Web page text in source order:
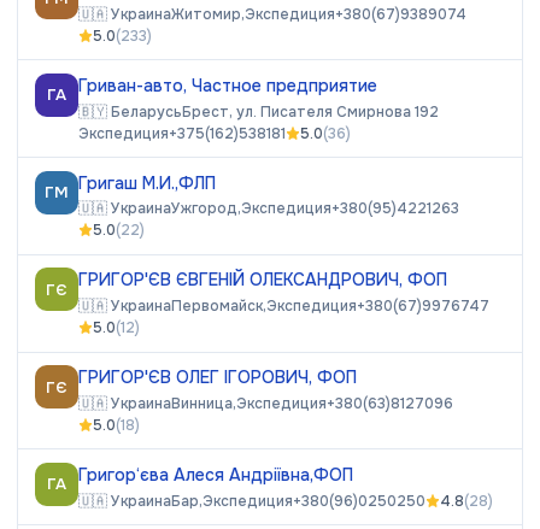
🇺🇦УкраинаЖитомир,Экспедиция+380(67)9389074
5.0(233)
ГА Гриван-авто, Частное предприятие
🇧🇾БеларусьБрест, ул. Писателя Смирнова 192
Экспедиция+375(162)538181 5.0(36)
ГМ Григаш М.И.,ФЛП
🇺🇦УкраинаУжгород,Экспедиция+380(95)4221263
5.0(22)
ГЄ ГРИГОР'ЄВ ЄВГЕНІЙ ОЛЕКСАНДРОВИЧ, ФОП
🇺🇦УкраинаПервомайск,Экспедиция+380(67)9976747
5.0(12)
ГЄ ГРИГОР'ЄВ ОЛЕГ ІГОРОВИЧ, ФОП
🇺🇦УкраинаВинница,Экспедиция+380(63)8127096
5.0(18)
ГА Григор‘єва Алеся Андріївна,ФОП
🇺🇦УкраинаБар,Экспедиция+380(96)0250250 4.8(28)